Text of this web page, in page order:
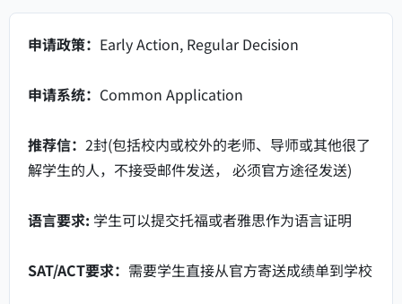
申请政策： Early Action, Regular Decision
申请系统： Common Application
推荐信： 2封(包括校内或校外的老师、导师或其他很了
解学生的人，不接受邮件发送， 必须官方途径发送)
语言要求: 学生可以提交托福或者雅思作为语言证明
SAT/ACT要求： 需要学生直接从官方寄送成绩单到学校